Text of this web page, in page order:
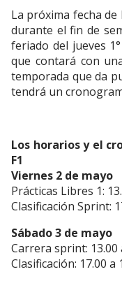
La próxima fecha de
durante el fin de
feriado del jueves
que contará con
temporada que da
tendrá un
Los horarios y el
F1
Viernes 2 de mayo
Prácticas Libres 1:
Clasificación Sprint:
Sábado 3 de mayo
Carrera sprint: 13.00
Clasificación: 17.00 a